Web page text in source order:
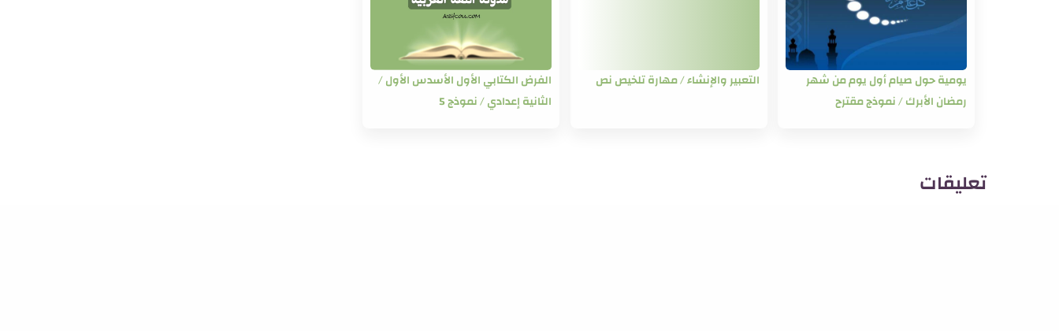
يومية حول صيام أول يوم من شهر
رمضان الأبرك / نموذج مقترح
التعبير والإنشاء / مهارة تلخيص نص
الفرض الكتابي الأول الأسدس الأول /
الثانية إعدادي / نموذج 5
تعليقات